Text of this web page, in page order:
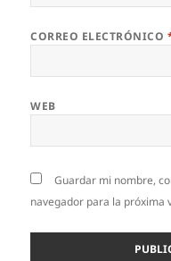
CORREO ELECTRÓNICO
WEB
Guardar mi nombre,
navegador para la próxima